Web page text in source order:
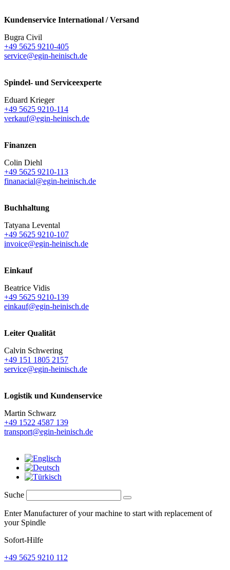
Kundenservice International / Versand
Bugra Civil
+49 5625 9210-405
service@egin-heinisch.de
Spindel- und Serviceexperte
Eduard Krieger
+49 5625 9210-114
verkauf@egin-heinisch.de
Finanzen
Colin Diehl
+49 5625 9210-113
finanacial@egin-heinisch.de
Buchhaltung
Tatyana Levental
+49 5625 9210-107
invoice@egin-heinisch.de
Einkauf
Beatrice Vidis
+49 5625 9210-139
einkauf@egin-heinisch.de
Leiter Qualität
Calvin Schwering
+49 151 1805 2157
service@egin-heinisch.de
Logistik und Kundenservice
Martin Schwarz
+49 1522 4587 139
transport@egin-heinisch.de
Suche
Enter Manufacturer of your machine to start with replacement of
your Spindle
Sofort-Hilfe
+49 5625 9210 112